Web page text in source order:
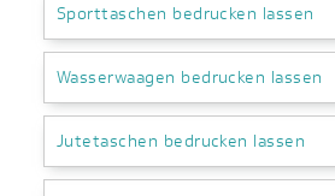
Sporttaschen bedrucken lassen
Wasserwaagen bedrucken lassen
Jutetaschen bedrucken lassen